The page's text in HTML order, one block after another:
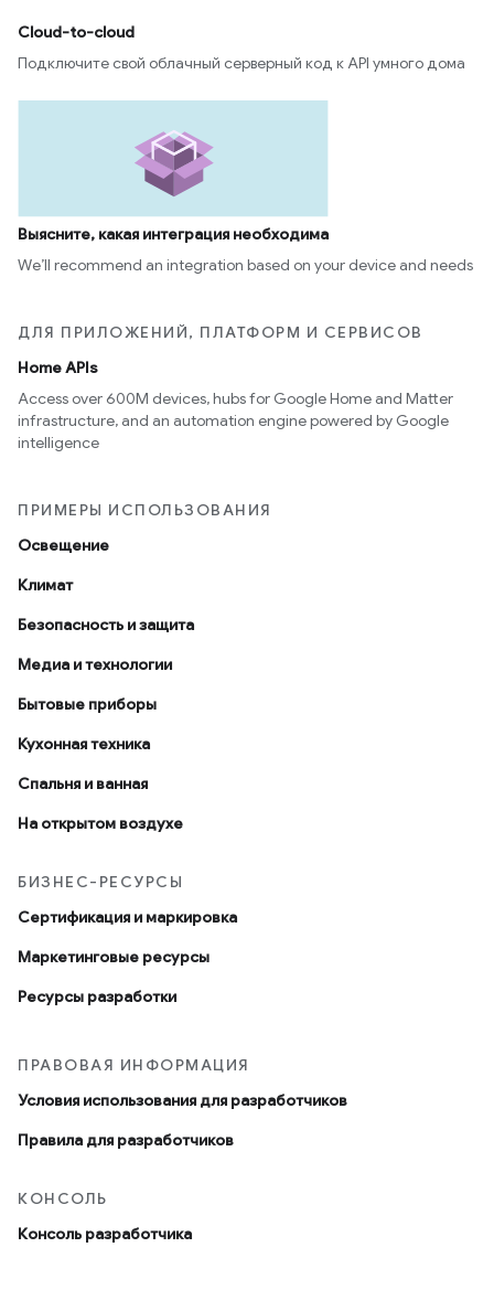
Cloud-to-cloud
Подключите свой облачный серверный код к API умного дома
Выясните, какая интеграция необходима
We’ll recommend an integration based on your device and needs
ДЛЯ ПРИЛОЖЕНИЙ, ПЛАТФОРМ И СЕРВИСОВ
Home APIs
Access over 600M devices, hubs for Google Home and Matter
infrastructure, and an automation engine powered by Google
intelligence
ПРИМЕРЫ ИСПОЛЬЗОВАНИЯ
Освещение
Климат
Безопасность и защита
Медиа и технологии
Бытовые приборы
Кухонная техника
Спальня и ванная
На открытом воздухе
БИЗНЕС-РЕСУРСЫ
Сертификация и маркировка
Маркетинговые ресурсы
Ресурсы разработки
ПРАВОВАЯ ИНФОРМАЦИЯ
Условия использования для разработчиков
Правила для разработчиков
КОНСОЛЬ
Консоль разработчика